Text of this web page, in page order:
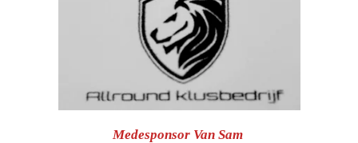
Medesponsor Van Sam